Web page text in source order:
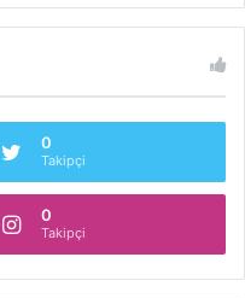
0
Takipçi
0
Takipçi